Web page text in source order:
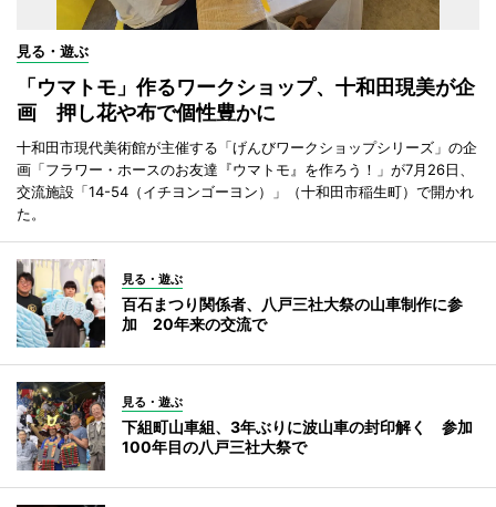
見る・遊ぶ
「ウマトモ」作るワークショップ、十和田現美が企
画 押し花や布で個性豊かに
十和田市現代美術館が主催する「げんびワークショップシリーズ」の企
画「フラワー・ホースのお友達『ウマトモ』を作ろう！」が7月26日、
交流施設「14-54（イチヨンゴーヨン）」（十和田市稲生町）で開かれ
た。
見る・遊ぶ
百石まつり関係者、八戸三社大祭の山車制作に参
加 20年来の交流で
見る・遊ぶ
下組町山車組、3年ぶりに波山車の封印解く 参加
100年目の八戸三社大祭で